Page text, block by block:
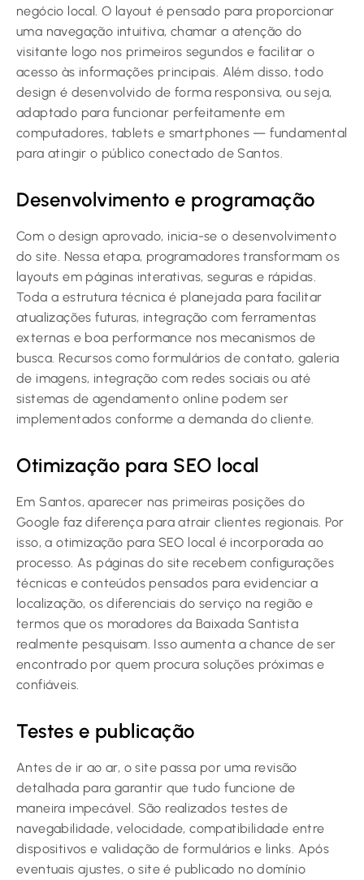
negócio local. O layout é pensado para proporcionar
uma navegação intuitiva, chamar a atenção do
visitante logo nos primeiros segundos e facilitar o
acesso às informações principais. Além disso, todo
design é desenvolvido de forma responsiva, ou seja,
adaptado para funcionar perfeitamente em
computadores, tablets e smartphones — fundamental
para atingir o público conectado de Santos.
Desenvolvimento e programação
Com o design aprovado, inicia-se o desenvolvimento
do site. Nessa etapa, programadores transformam os
layouts em páginas interativas, seguras e rápidas.
Toda a estrutura técnica é planejada para facilitar
atualizações futuras, integração com ferramentas
externas e boa performance nos mecanismos de
busca. Recursos como formulários de contato, galeria
de imagens, integração com redes sociais ou até
sistemas de agendamento online podem ser
implementados conforme a demanda do cliente.
Otimização para SEO local
Em Santos, aparecer nas primeiras posições do
Google faz diferença para atrair clientes regionais. Por
isso, a otimização para SEO local é incorporada ao
processo. As páginas do site recebem configurações
técnicas e conteúdos pensados para evidenciar a
localização, os diferenciais do serviço na região e
termos que os moradores da Baixada Santista
realmente pesquisam. Isso aumenta a chance de ser
encontrado por quem procura soluções próximas e
confiáveis.
Testes e publicação
Antes de ir ao ar, o site passa por uma revisão
detalhada para garantir que tudo funcione de
maneira impecável. São realizados testes de
navegabilidade, velocidade, compatibilidade entre
dispositivos e validação de formulários e links. Após
eventuais ajustes, o site é publicado no domínio